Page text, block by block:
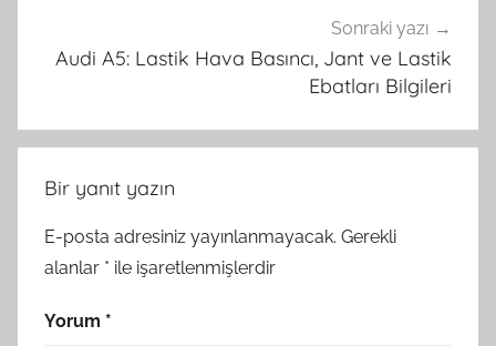
Sonraki yazı
Audi A5: Lastik Hava Basıncı, Jant ve Lastik
Ebatları Bilgileri
Bir yanıt yazın
E-posta adresiniz yayınlanmayacak. Gerekli
alanlar * ile işaretlenmişlerdir
Yorum *